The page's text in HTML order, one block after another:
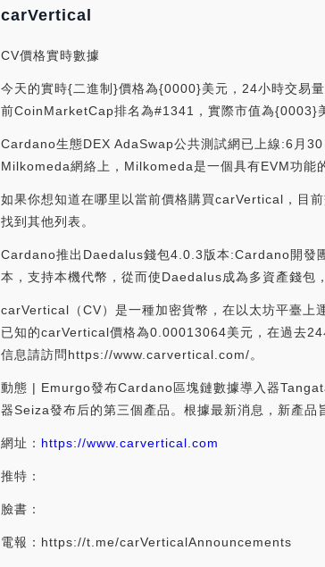
carVertical
CV價格實時數據
今天的實時{二進制}價格為{0000}美元，24小時交易
前CoinMarketCap排名為#1341，實際市值為{0003}
Cardano生態DEX AdaSwap公共測試網已上線:6月
Milkomeda網絡上，Milkomeda是一個具有EVM功
如果你想知道在哪里以當前價格購買carVertical，目
找到其他列表。
Cardano推出Daedalus錢包4.0.3版本:Cardano開發
本，支持本機代幣，從而使Daedalus成為多資產錢
carVertical（CV）是一種加密貨幣，在以太坊平臺
已知的carVertical價格為0.00013064美元，在過去
信息請訪問https://www.carvertical.com/。
動態 | Emurgo發布Cardano區塊鏈數據導入器
器Seiza發布后的第三個產品。根據最新消息，新產
網址： https://www.carvertical.com
推特：
臉書：
電報：https://t.me/carVerticalAnnouncements